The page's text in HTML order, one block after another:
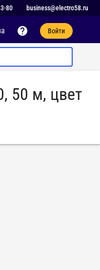
80 business@electro58.ru
Войти
50 м, цвет